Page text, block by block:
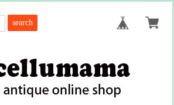
search